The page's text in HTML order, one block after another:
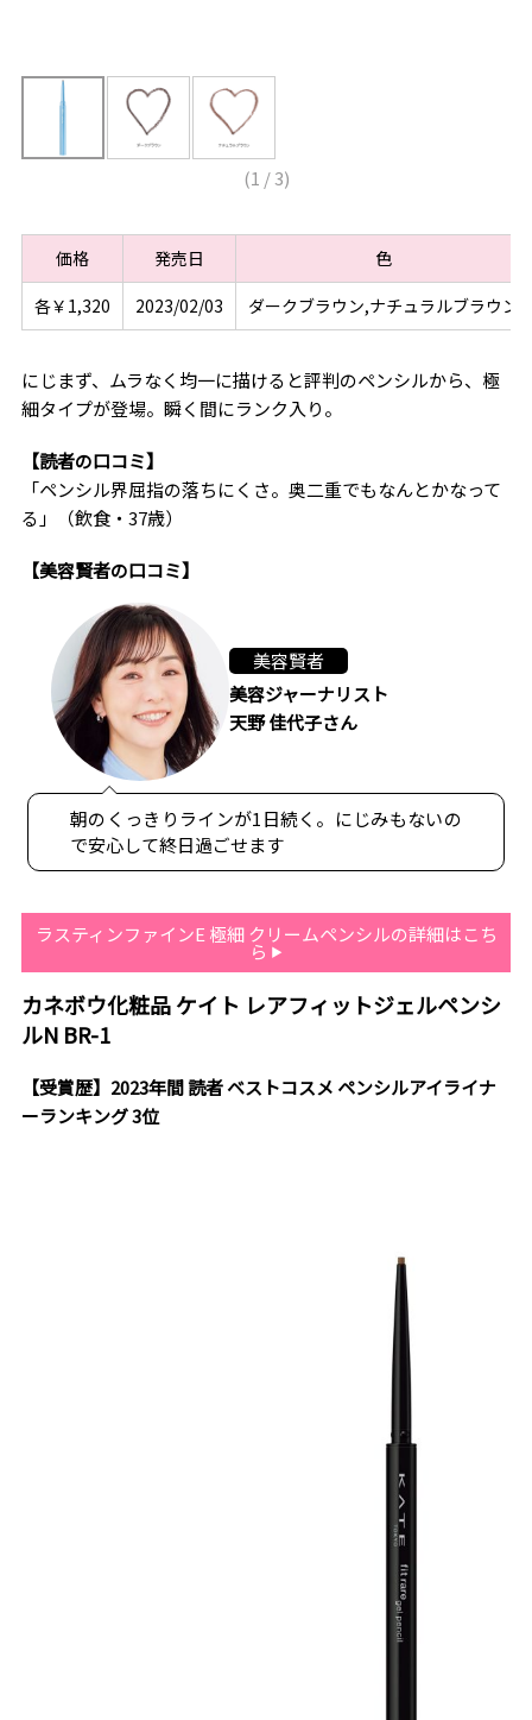
(1 /3)
価格 発売日
色
各￥1,320
2023/02/03 ダークブラウン,ナチュラルブラウン
にじまず、ムラなく均一に描けると評判のペンシルから、極
細タイプが登場。瞬く間にランク入り。
【読者の口コミ】
「ペンシル界屈指の落ちにくさ。奥二重でもなんとかなって
る」（飲食・37歳）
【美容賢者の口コミ】
美容賢者
美容ジャーナリスト
天野 佳代子さん
朝のくっきりラインが1日続く。にじみもないの
で安心して終日過ごせます
ラスティンファインE 極細 クリームペンシルの詳細はこち
ら
カネボウ化粧品 ケイト レアフィットジェルペンシ
ルN BR-1
【受賞歴】2023年間 読者 ベストコスメ ペンシルアイライナ
ーランキング 3位